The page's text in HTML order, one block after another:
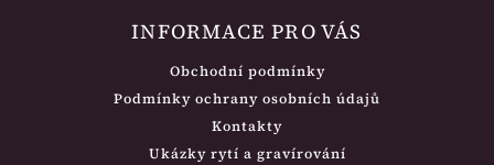
INFORMACE PRO VÁS
Obchodní podmínky
Podmínky ochrany osobních údajů
Kontakty
Ukázky rytí a gravírování